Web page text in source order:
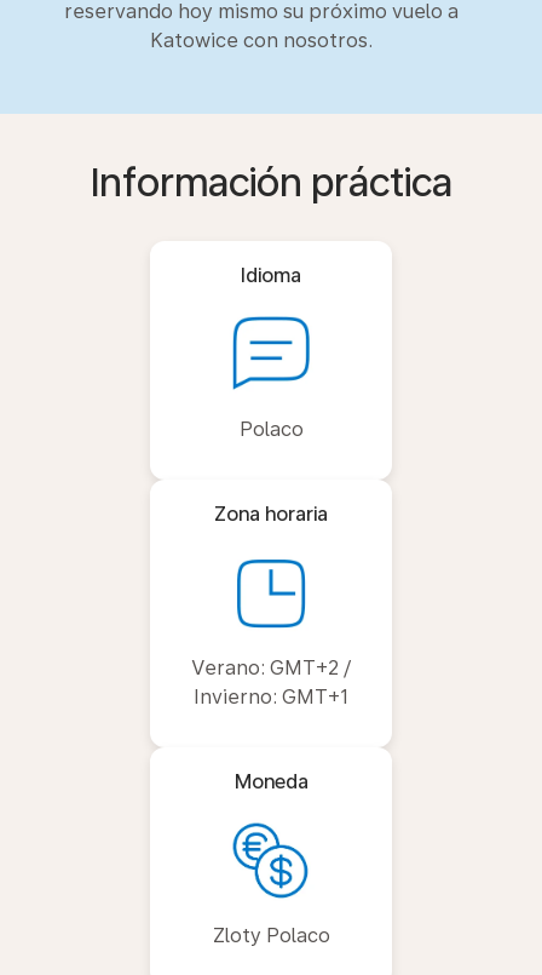
reservando hoy mismo su próximo vuelo a
Katowice con nosotros.
Información práctica
Idioma
Polaco
Zona horaria
Verano: GMT+2 /
Invierno: GMT+1
Moneda
Zloty Polaco